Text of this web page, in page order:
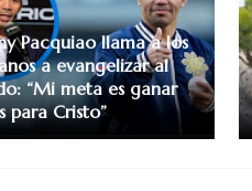
Pacquiao llama a los
a evangelizar al
“Mi meta es ganar
para Cristo”